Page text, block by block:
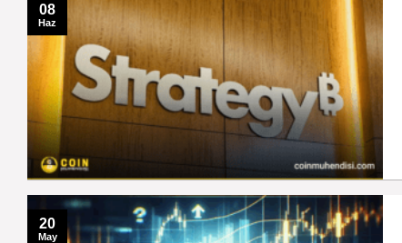
08
Haz
20
May